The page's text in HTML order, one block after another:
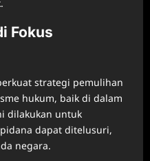
Fokus
strategi pemulihan
hukum, baik di dalam
dilakukan untuk
dapat ditelusuri,
negara.